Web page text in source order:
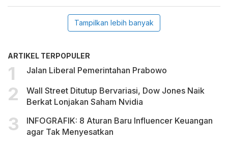
Tampilkan lebih banyak
ARTIKEL TERPOPULER
Jalan Liberal Pemerintahan Prabowo
Wall Street Ditutup Bervariasi, Dow Jones Naik
Berkat Lonjakan Saham Nvidia
INFOGRAFIK: 8 Aturan Baru Influencer Keuangan
agar Tak Menyesatkan